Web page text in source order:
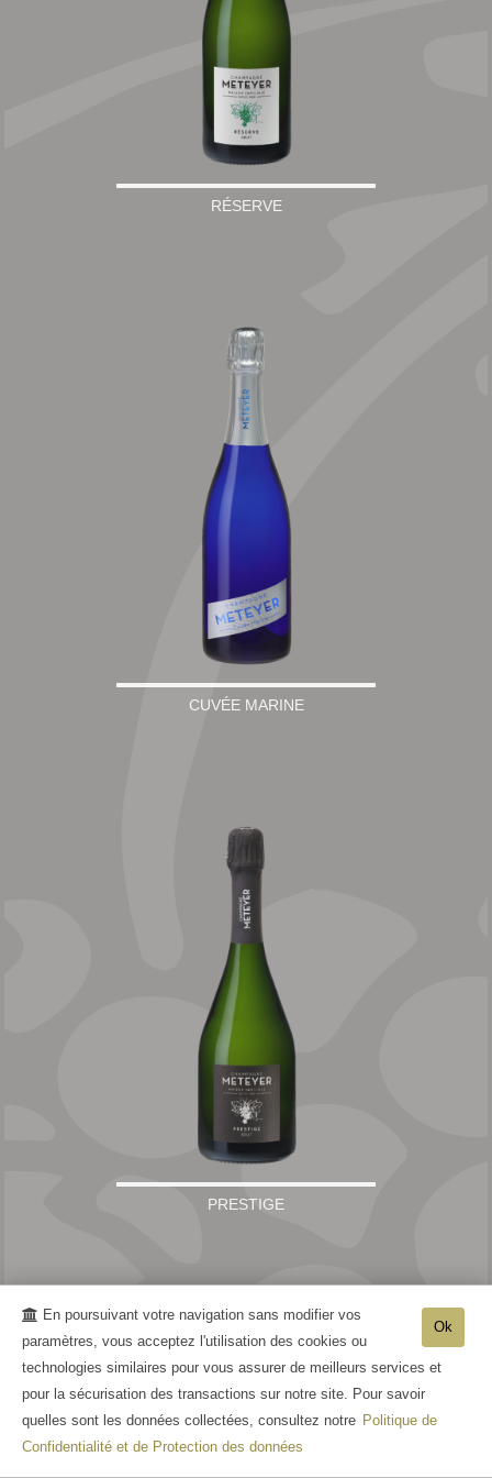
RÉSERVE
CUVÉE MARINE
PRESTIGE
Ok
En poursuivant votre navigation sans modifier vos
paramètres, vous acceptez l'utilisation des cookies ou
technologies similaires pour vous assurer de meilleurs services et
pour la sécurisation des transactions sur notre site. Pour savoir
quelles sont les données collectées, consultez notre Politique de
Confidentialité et de Protection des données